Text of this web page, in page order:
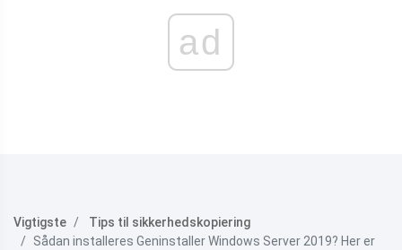
ad
Vigtigste
Tips til sikkerhedskopiering
Sådan installeres Geninstaller Windows Server 2019? Her er